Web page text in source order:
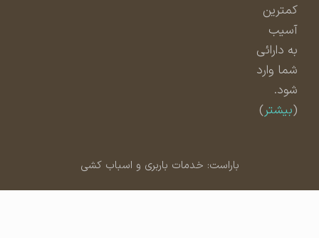
کمترین
آسیب
به دارائی
شما وارد
شود.
بیشتر)
باراست: خدمات باربری و اسباب کشی